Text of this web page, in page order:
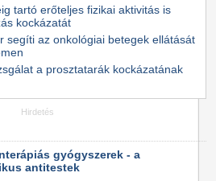
tartó erőteljes fizikai aktivitás is
kockázatát
segíti az onkológiai betegek ellátását
a prosztatarák kockázatának
Hirdetés
gyógyszerek - a
antitestek